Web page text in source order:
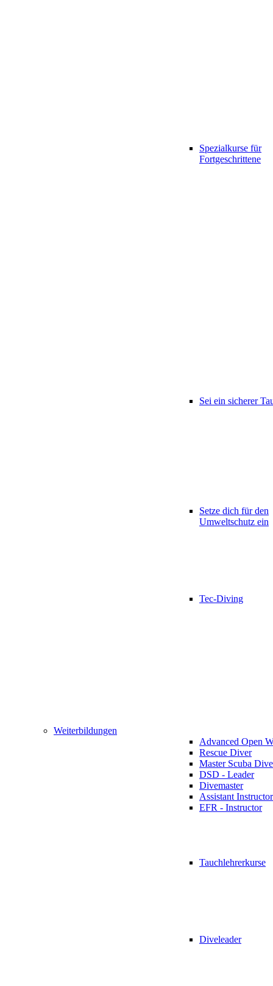
Spezialkurse für
Fortgeschrittene
Sei ein sicherer
Setze dich für den
Umweltschutz ein
Tec-Diving
Weiterbildungen
Advanced Open
Rescue Diver
Master Scuba
DSD - Leader
Divemaster
Assistant Instructor
EFR - Instructor
Tauchlehrerkurse
Diveleader